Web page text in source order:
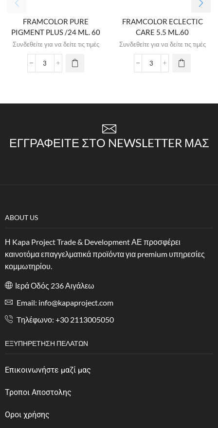
FRAMCOLOR PURE
PIGMENT PLUS /24 ML. 60
Συνδεθείτε για να δείτε τις τιμές
FRAMCOLOR ECLECTIC
CARE 5.5 ML.60
Συνδεθείτε για να δείτε τις τιμές
ΕΓΓΡΑΦΕΊΤΕ ΣΤΟ NEWSLETTER ΜΑΣ
ABOUT US
Η Kapa Project Trade & Development ΑΕ προσφέρει
καινοτόμα επαγγελματικά προϊόντα για premium υπηρεσίες
κομμωτηρίου.
Ιερά Οδός 236 Αιγάλεω
Email: info@kapaproject.com
Tηλέφωνο: +30 2113005050
ΕΞΥΠΗΡΈΤΗΣΗ ΠΕΛΑΤΏΝ
Επικοινωνήστε μαζί μας
Τροποι Αποστολης
Οροι χρήσης